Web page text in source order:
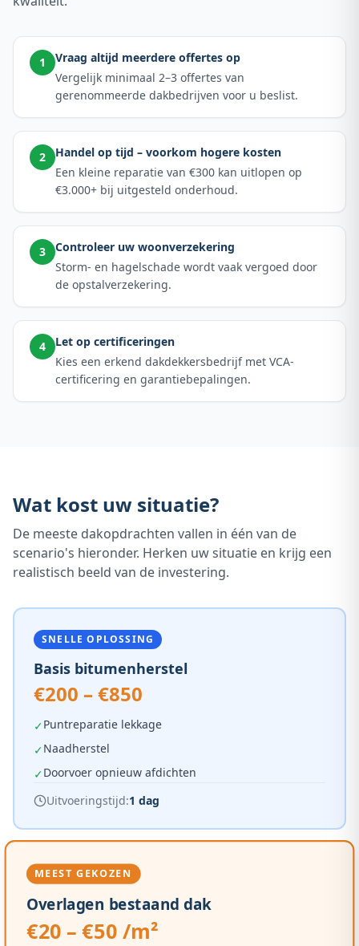
1
Vraag altijd meerdere offertes op
Vergelijk minimaal 2–3 offertes van
gerenommeerde dakbedrijven voor u beslist.
2
Handel op tijd – voorkom hogere kosten
Een kleine reparatie van €300 kan uitlopen op
€3.000+ bij uitgesteld onderhoud.
3
Controleer uw woonverzekering
Storm- en hagelschade wordt vaak vergoed door
de opstalverzekering.
4
Let op certificeringen
Kies een erkend dakdekkersbedrijf met VCA-
certificering en garantiebepalingen.
Wat kost uw situatie?
De meeste dakopdrachten vallen in één van de
scenario's hieronder. Herken uw situatie en krijg een
realistisch beeld van de investering.
SNELLE OPLOSSING
Basis bitumenherstel
€200 – €850
✓Puntreparatie lekkage
✓Naadherstel
✓Doorvoer opnieuw afdichten
Uitvoeringstijd:1 dag
MEEST GEKOZEN
Overlagen bestaand dak
€20 – €50 /m²